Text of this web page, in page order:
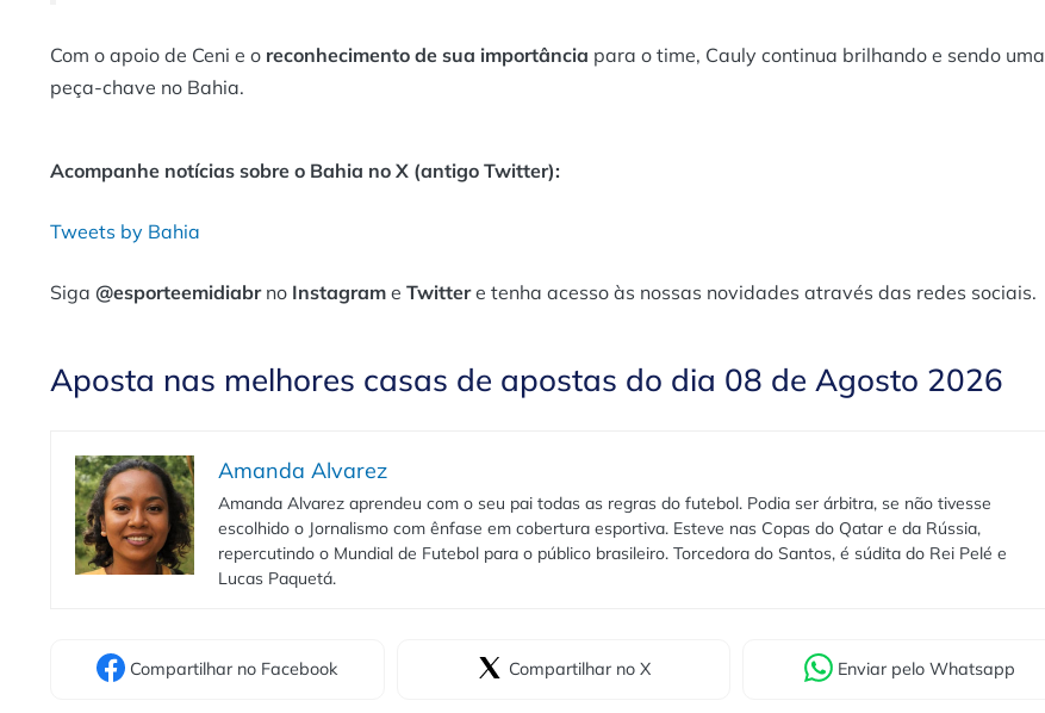
Com o apoio de Ceni e o reconhecimento de sua importância para o time, Cauly continua brilhando e sendo uma
peça-chave no Bahia.
Acompanhe notícias sobre o Bahia no X (antigo Twitter):
Tweets by Bahia
Siga @esporteemidiabrno Instagram e Twittere tenha acesso às nossas novidades através das redes sociais.
Aposta nas melhores casas de apostas do dia 08 de Agosto 2026
Amanda Alvarez
Amanda Alvarez aprendeu com o seu pai todas as regras do futebol. Podia ser árbitra, se não tivesse
escolhido o Jornalismo com ênfase em cobertura esportiva. Esteve nas Copas do Qatar e da Rússia,
repercutindo o Mundial de Futebol para o público brasileiro. Torcedora do Santos, é súdita do Rei Pelé e
Lucas Paquetá.
Compartilhar no Facebook Compartilhar no X Enviar pelo Whatsapp